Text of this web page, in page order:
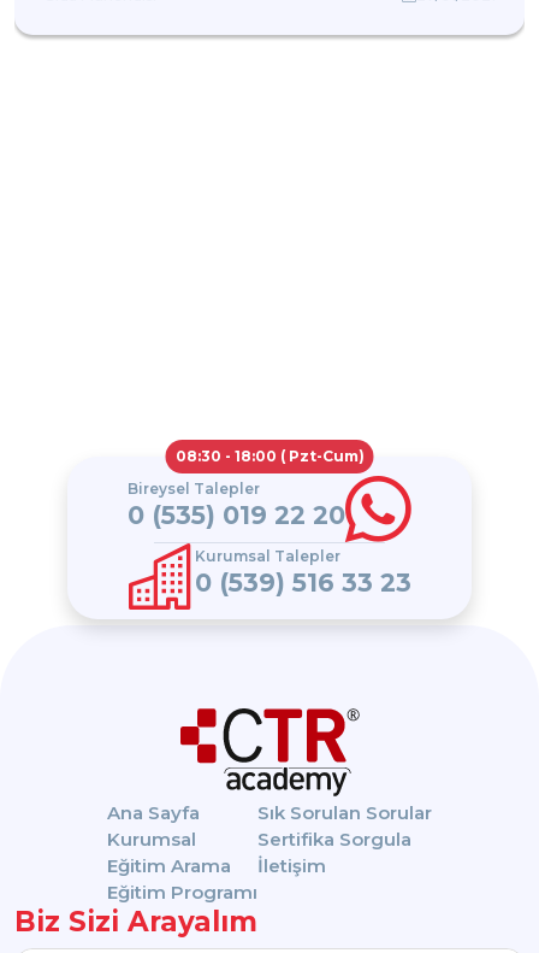
08:30 - 18:00 ( Pzt-Cum)
Bireysel Talepler
0 (535) 019 22 20
Kurumsal Talepler
0 (539) 516 33 23
Ana Sayfa
Kurumsal
Eğitim Arama
Eğitim Programı
Sık Sorulan Sorular
Sertifika Sorgula
İletişim
Biz Sizi Arayalım